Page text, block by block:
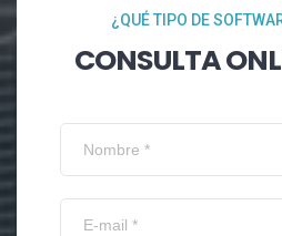
¿QUÉ TIPO DE
CONSULTA